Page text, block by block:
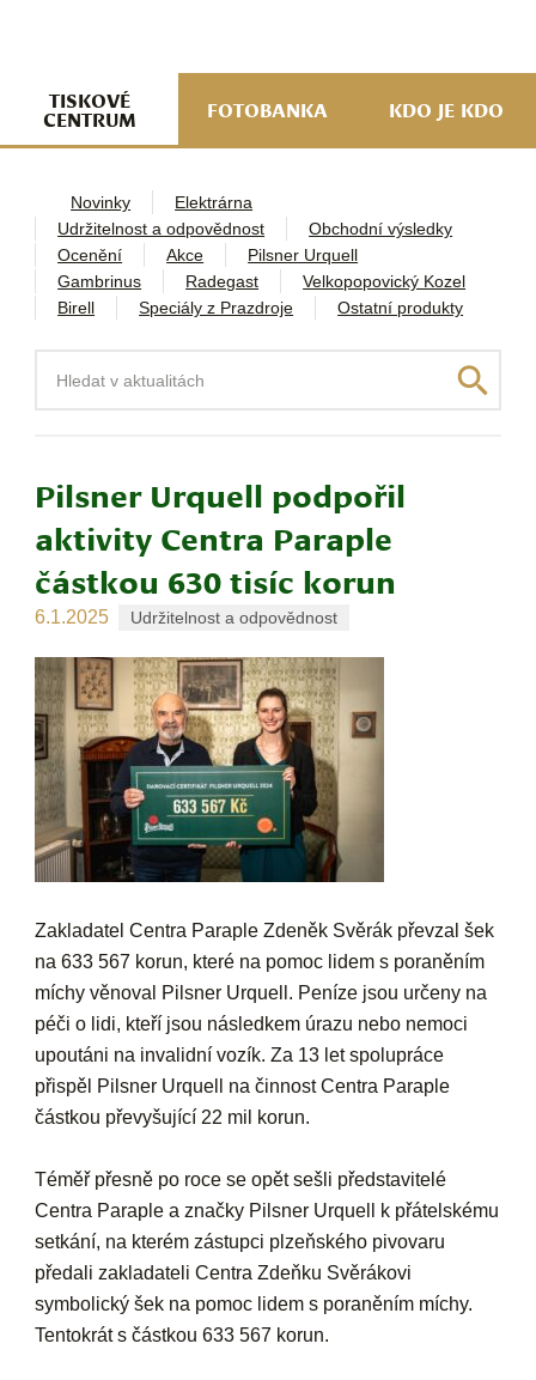
TISKOVÉ
CENTRUM FOTOBANKA KDO JE KDO
Novinky
Elektrárna
Udržitelnost a odpovědnost
Obchodní výsledky
Ocenění
Akce
Pilsner Urquell
Gambrinus
Radegast
Velkopopovický Kozel
Birell
Speciály z Prazdroje Ostatní produkty
Pilsner Urquell podpořil
aktivity Centra Paraple
částkou 630 tisíc korun
6.1.2025 Udržitelnost a odpovědnost
Zakladatel Centra Paraple Zdeněk Svěrák převzal šek
na 633 567 korun, které na pomoc lidem s poraněním
míchy věnoval Pilsner Urquell. Peníze jsou určeny na
péči o lidi, kteří jsou následkem úrazu nebo nemoci
upoutáni na invalidní vozík. Za 13 let spolupráce
přispěl Pilsner Urquell na činnost Centra Paraple
částkou převyšující 22 mil korun.
Téměř přesně po roce se opět sešli představitelé
Centra Paraple a značky Pilsner Urquell k přátelskému
setkání, na kterém zástupci plzeňského pivovaru
předali zakladateli Centra Zdeňku Svěrákovi
symbolický šek na pomoc lidem s poraněním míchy.
Tentokrát s částkou 633 567 korun.